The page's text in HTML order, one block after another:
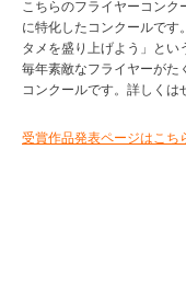
こちらのフライヤーコンク
に特化したコンクールです
タメを盛り上げよう」とい
毎年素敵なフライヤーがた
コンクールです。詳しくは
受賞作品発表ページはこち